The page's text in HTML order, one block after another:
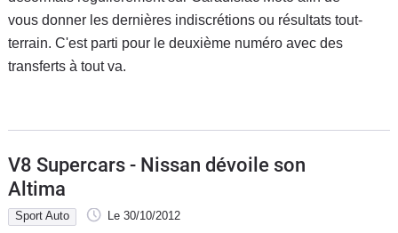
vous donner les dernières indiscrétions ou résultats tout-
terrain. C'est parti pour le deuxième numéro avec des
transferts à tout va.
V8 Supercars - Nissan dévoile son
Altima
Sport Auto Le 30/10/2012